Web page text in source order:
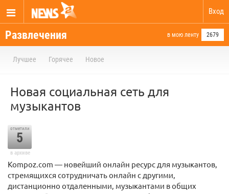
Вход
Развлечения в мою ленту 2679
Лучшее Горячее Новое
Новая социальная сеть для
музыкантов
отметили
5
в архиве
Kompoz.com — новейший онлайн ресурс для музыкантов,
стремящихся сотрудничать онлайн с другими,
дистанционно отдаленными, музыкантами в общих